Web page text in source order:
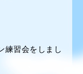
練習会をしまし